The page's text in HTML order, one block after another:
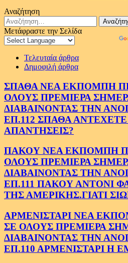
Αναζήτηση
Αναζήτηση
για:
Μετάφραστε την Σελίδα
Τελευταία άρθρα
Δημοφιλή άρθρα
ΣΠΑΘΑ ΝΕΑ ΕΚΠΟΜΠΗ
ΟΛΟΥΣ ΠΡΕΜΙΕΡΑ
ΔΙΑΒΑΙΝΟΝΤΑΣ ΤΗΝ
ΕΠ.112 ΣΠΑΘΑ ΑΝΤΕΧΕΤΕ
ΑΠΑΝΤΗΣΕΙΣ?
ΠΑΚΟΥ ΝΕΑ ΕΚΠΟΜΠΗ
ΟΛΟΥΣ ΠΡΕΜΙΕΡΑ
ΔΙΑΒΑΙΝΟΝΤΑΣ ΤΗΝ
ΕΠ.111 ΠΑΚΟΥ ΑΝΤΟΝΙ
ΤΗΣ ΑΜΕΡΙΚΗΣ.ΓΙΑΤΙ
ΑΡΜΕΝΙΣΤΑΡΙ ΝΕΑ
ΣΕ ΟΛΟΥΣ ΠΡΕΜΙΕΡΑ
ΔΙΑΒΑΙΝΟΝΤΑΣ ΤΗΝ
ΕΠ.110 ΑΡΜΕΝΙΣΤΑΡΙ Η